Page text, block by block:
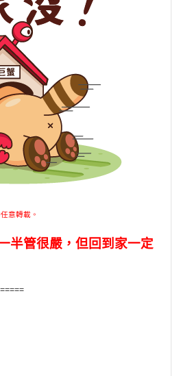
意轉載。
半管很嚴，但回到家一定